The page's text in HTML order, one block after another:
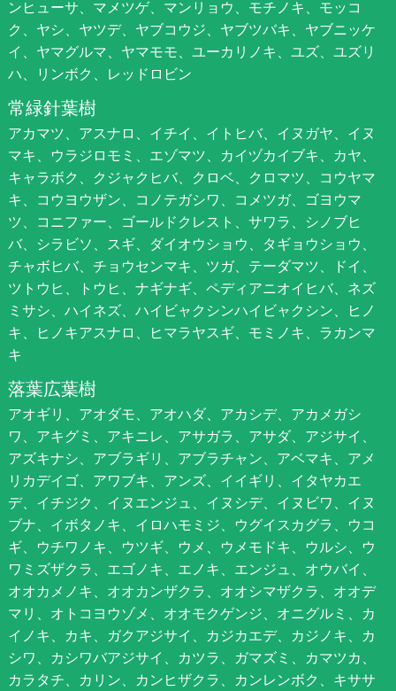
ンヒューサ、マメツゲ、マンリョウ、モチノキ、モッコ
ク、ヤシ、ヤツデ、ヤブコウジ、ヤブツバキ、ヤブニッケ
イ、ヤマグルマ、ヤマモモ、ユーカリノキ、ユズ、ユズリ
ハ、リンボク、レッドロビン
常緑針葉樹
アカマツ、アスナロ、イチイ、イトヒバ、イヌガヤ、イヌ
マキ、ウラジロモミ、エゾマツ、カイヅカイブキ、カヤ、
キャラボク、クジャクヒバ、クロベ、クロマツ、コウヤマ
キ、コウヨウザン、コノテガシワ、コメツガ、ゴヨウマ
ツ、コニファー、ゴールドクレスト、サワラ、シノブヒ
バ、シラビソ、スギ、ダイオウショウ、タギョウショウ、
チャボヒバ、チョウセンマキ、ツガ、テーダマツ、ドイ、
ツトウヒ、トウヒ、ナギナギ、ペディアニオイヒバ、ネズ
ミサシ、ハイネズ、ハイビャクシンハイビャクシン、ヒノ
キ、ヒノキアスナロ、ヒマラヤスギ、モミノキ、ラカンマ
キ
落葉広葉樹
アオギリ、アオダモ、アオハダ、アカシデ、アカメガシ
ワ、アキグミ、アキニレ、アサガラ、アサダ、アジサイ、
アズキナシ、アブラギリ、アブラチャン、アベマキ、アメ
リカデイゴ、アワブキ、アンズ、イイギリ、イタヤカエ
デ、イチジク、イヌエンジュ、イヌシデ、イヌビワ、イヌ
ブナ、イボタノキ、イロハモミジ、ウグイスカグラ、ウコ
ギ、ウチワノキ、ウツギ、ウメ、ウメモドキ、ウルシ、ウ
ワミズザクラ、エゴノキ、エノキ、エンジュ、オウバイ、
オオカメノキ、オオカンザクラ、オオシマザクラ、オオデ
マリ、オトコヨウゾメ、オオモクゲンジ、オニグルミ、カ
イノキ、カキ、ガクアジサイ、カジカエデ、カジノキ、カ
シワ、カシワバアジサイ、カツラ、ガマズミ、カマツカ、
カラタチ、カリン、カンヒザクラ、カンレンボク、キササ